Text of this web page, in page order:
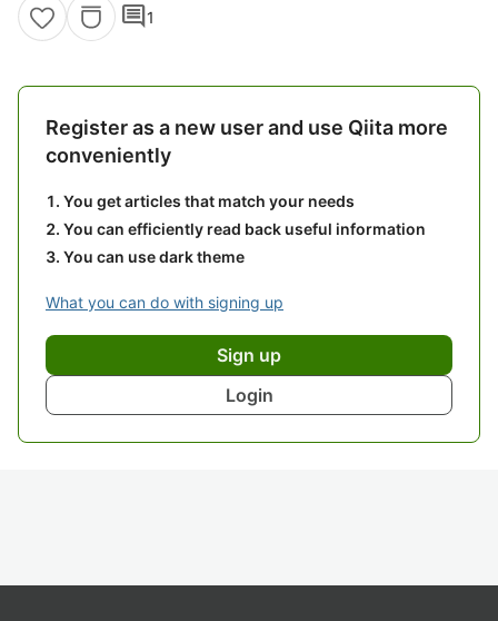
comment1
Register as a new user and use Qiita more
conveniently
You get articles that match your needs
You can efficiently read back useful information
You can use dark theme
What you can do with signing up
Sign up
Login